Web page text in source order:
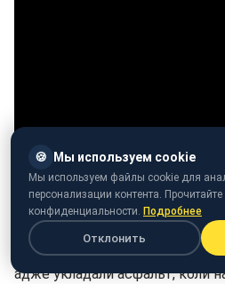
"Виглядає покриття тут так,
роками: глибокі, залиті дощем
адже укладали асфальт, коли
🍪 Мы используем cookie
Мы используем файлы cookie для
персонализации контента.
конфиденциальности. Подробнее
Отклонить